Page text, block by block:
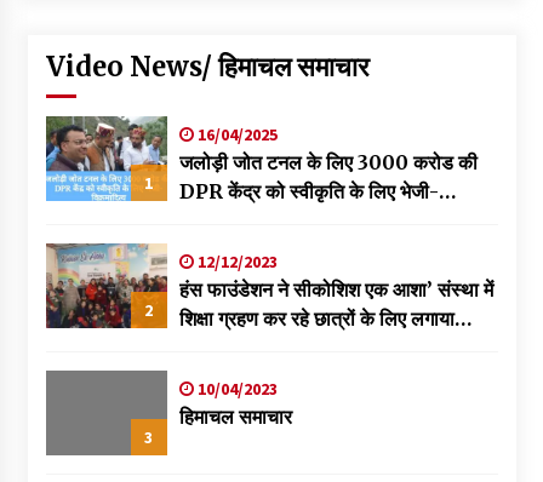
Video News/ हिमाचल समाचार
1
16/04/2025
जलोड़ी जोत टनल के लिए 3000 करोड की
DPR केंद्र को स्वीकृति के लिए भेजी-
2
12/12/2023
हंस फाउंडेशन ने सीकोशिश एक आशा’ संस्था में
शिक्षा ग्रहण कर रहे छात्रों के लिए लगाया
3
10/04/2023
हिमाचल समाचार